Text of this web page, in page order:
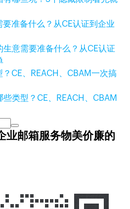
生意需要准备什么？从CE认证
些类型？CE、REACH、CBAM
业邮箱服务物美价廉的